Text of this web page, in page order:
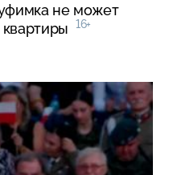
не может
16+